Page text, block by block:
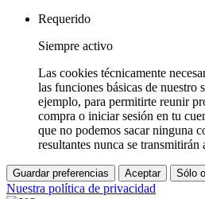
Requerido
Siempre activo
Las cookies técnicamente
las funciones básicas de
ejemplo, para permitirte reunir
compra o iniciar sesión en tu
que no podemos sacar ninguna
resultantes nunca se transmitirán
Guardar preferencias Aceptar Sólo
Nuestra política de privacidad